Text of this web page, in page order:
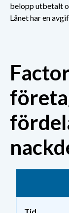
belopp utbetalt
Lånet har en